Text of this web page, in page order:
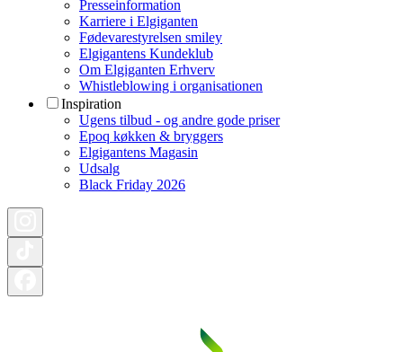
Presseinformation
Karriere i Elgiganten
Fødevarestyrelsen smiley
Elgigantens Kundeklub
Om Elgiganten Erhverv
Whistleblowing i organisationen
Inspiration
Ugens tilbud - og andre gode priser
Epoq køkken & bryggers
Elgigantens Magasin
Udsalg
Black Friday 2026